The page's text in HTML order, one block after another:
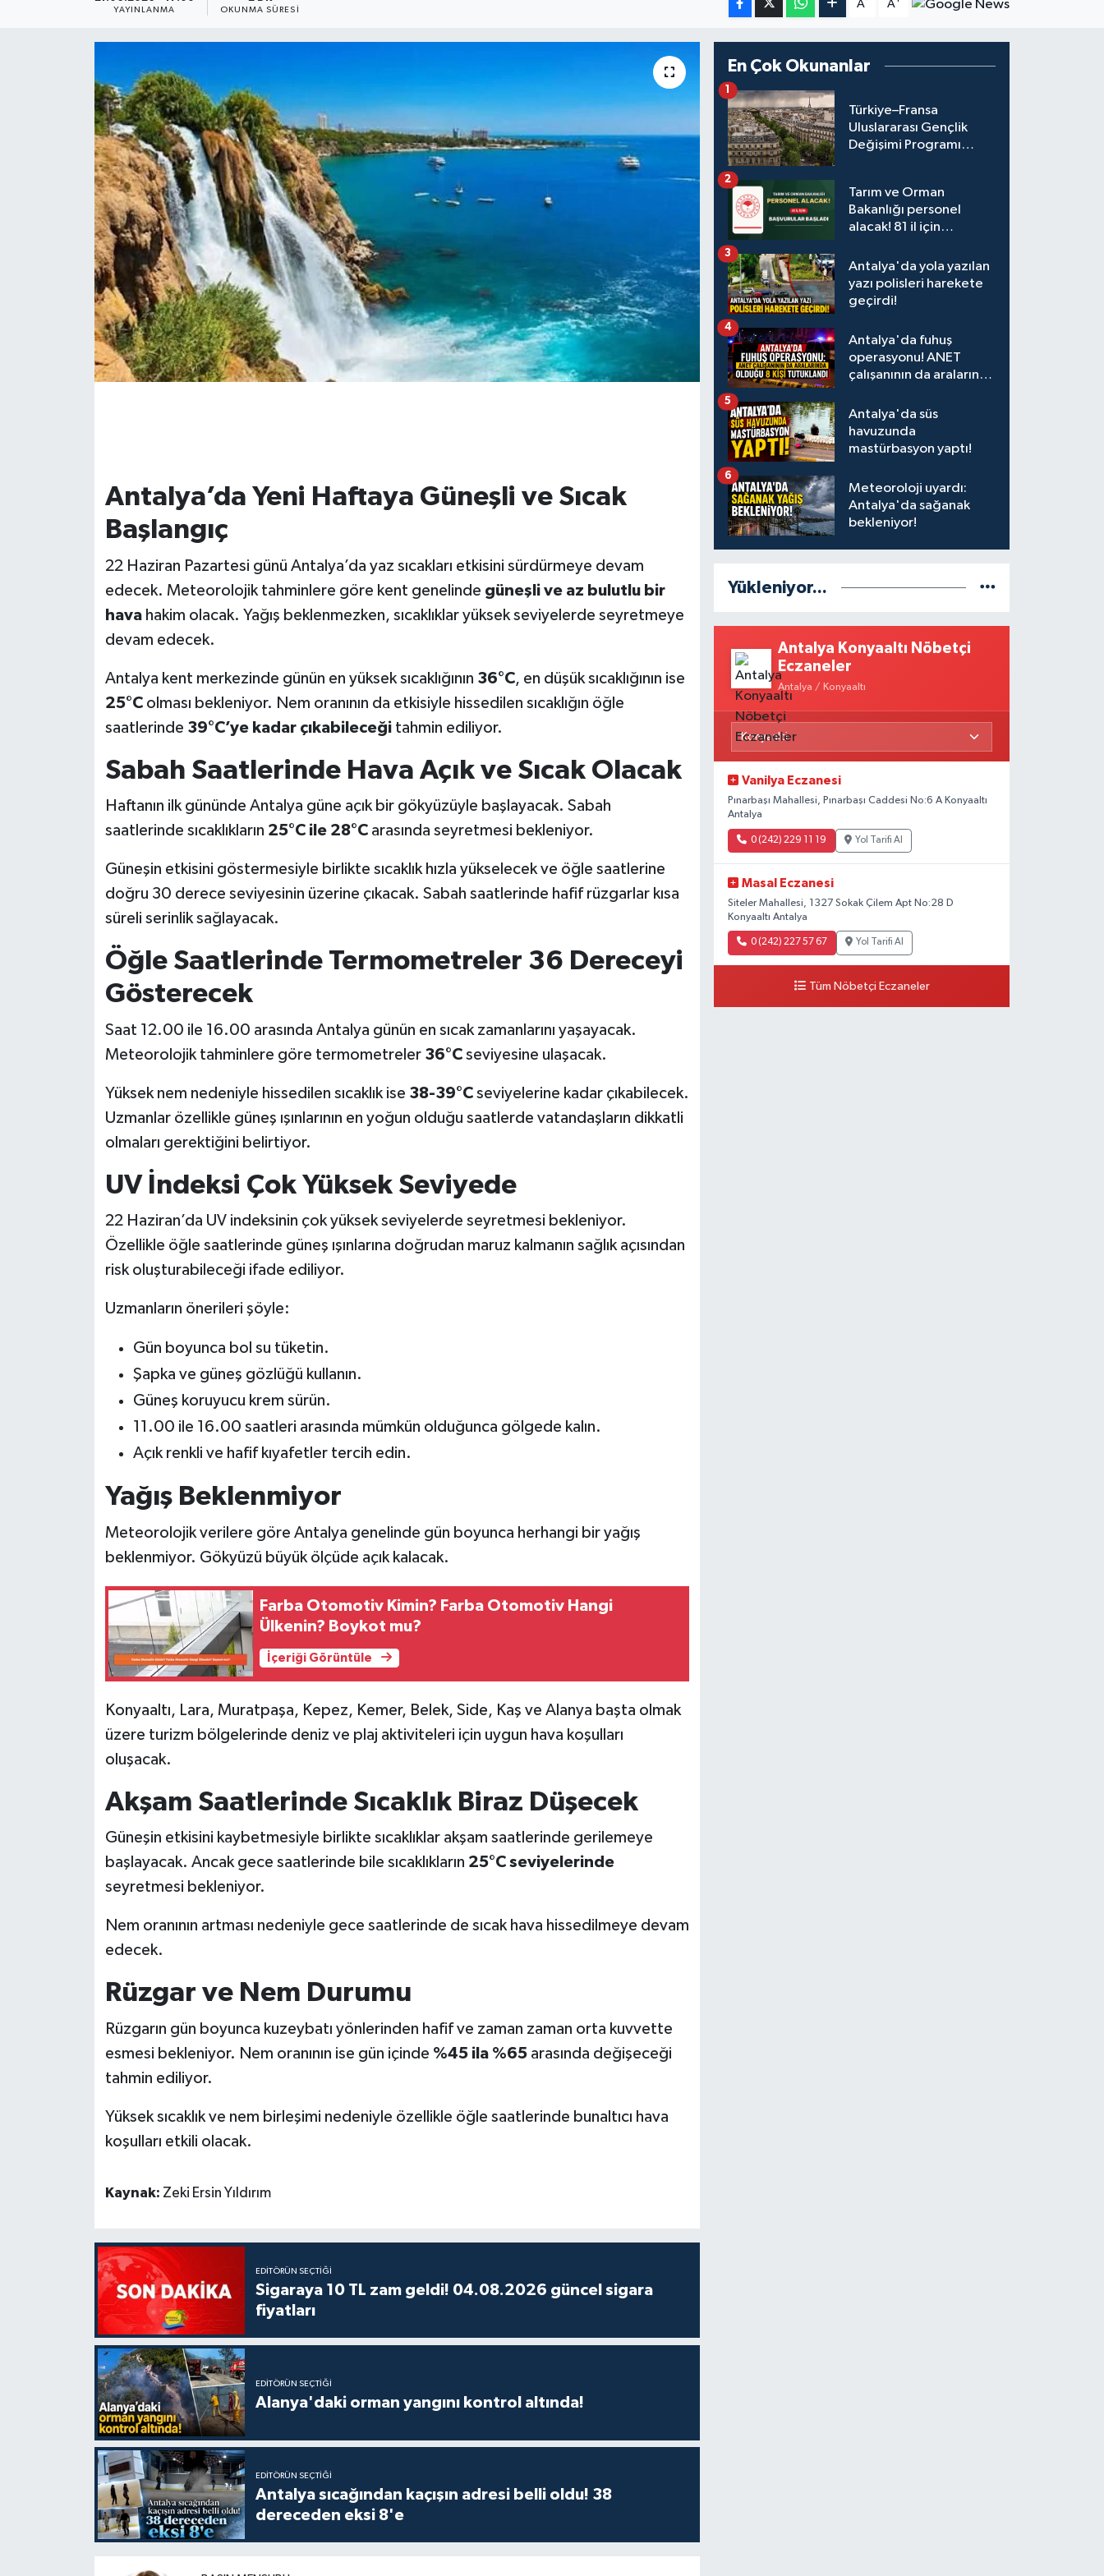
YAYINLANMA OKUNMA SÜRESI
A A
Antalya’da Yeni Haftaya Güneşli ve Sıcak
Başlangıç
22 Haziran Pazartesi günü Antalya’da yaz sıcakları etkisini sürdürmeye devam
edecek. Meteorolojik tahminlere göre kent genelinde güneşli ve az bulutlu bir
havahakim olacak. Yağış beklenmezken, sıcaklıklar yüksek seviyelerde seyretmeye
devam edecek.
Antalya kent merkezinde günün en yüksek sıcaklığının 36°C, en düşük sıcaklığının ise
25°Colması bekleniyor. Nem oranının da etkisiyle hissedilen sıcaklığın öğle
saatlerinde 39°C’ye kadar çıkabileceğitahmin ediliyor.
Sabah Saatlerinde Hava Açık ve Sıcak Olacak
Haftanın ilk gününde Antalya güne açık bir gökyüzüyle başlayacak. Sabah
saatlerinde sıcaklıkların 25°C ile 28°Carasında seyretmesi bekleniyor.
Güneşin etkisini göstermesiyle birlikte sıcaklık hızla yükselecek ve öğle saatlerine
doğru 30 derece seviyesinin üzerine çıkacak. Sabah saatlerinde hafif rüzgarlar kısa
süreli serinlik sağlayacak.
Öğle Saatlerinde Termometreler 36 Dereceyi
Gösterecek
Saat 12.00 ile 16.00 arasında Antalya günün en sıcak zamanlarını yaşayacak.
Meteorolojik tahminlere göre termometreler 36°Cseviyesine ulaşacak.
Yüksek nem nedeniyle hissedilen sıcaklık ise 38-39°Cseviyelerine kadar çıkabilecek.
Uzmanlar özellikle güneş ışınlarının en yoğun olduğu saatlerde vatandaşların dikkatli
olmaları gerektiğini belirtiyor.
UV İndeksi Çok Yüksek Seviyede
22 Haziran’da UV indeksinin çok yüksek seviyelerde seyretmesi bekleniyor.
Özellikle öğle saatlerinde güneş ışınlarına doğrudan maruz kalmanın sağlık açısından
risk oluşturabileceği ifade ediliyor.
Uzmanların önerileri şöyle:
Gün boyunca bol su tüketin.
Şapka ve güneş gözlüğü kullanın.
Güneş koruyucu krem sürün.
11.00 ile 16.00 saatleri arasında mümkün olduğunca gölgede kalın.
Açık renkli ve hafif kıyafetler tercih edin.
Yağış Beklenmiyor
Meteorolojik verilere göre Antalya genelinde gün boyunca herhangi bir yağış
beklenmiyor. Gökyüzü büyük ölçüde açık kalacak.
Farba Otomotiv Kimin? Farba Otomotiv Hangi
Ülkenin? Boykot mu?
İçeriği Görüntüle
Konyaaltı, Lara, Muratpaşa, Kepez, Kemer, Belek, Side, Kaş ve Alanya başta olmak
üzere turizm bölgelerinde deniz ve plaj aktiviteleri için uygun hava koşulları
oluşacak.
Akşam Saatlerinde Sıcaklık Biraz Düşecek
Güneşin etkisini kaybetmesiyle birlikte sıcaklıklar akşam saatlerinde gerilemeye
başlayacak. Ancak gece saatlerinde bile sıcaklıkların 25°C seviyelerinde
seyretmesi bekleniyor.
Nem oranının artması nedeniyle gece saatlerinde de sıcak hava hissedilmeye devam
edecek.
Rüzgar ve Nem Durumu
Rüzgarın gün boyunca kuzeybatı yönlerinden hafif ve zaman zaman orta kuvvette
esmesi bekleniyor. Nem oranının ise gün içinde %45 ila %65arasında değişeceği
tahmin ediliyor.
Yüksek sıcaklık ve nem birleşimi nedeniyle özellikle öğle saatlerinde bunaltıcı hava
koşulları etkili olacak.
Kaynak: Zeki Ersin Yıldırım
EDITÖRÜN SEÇTIĞI
Sigaraya 10 TL zam geldi! 04.08.2026 güncel sigara
fiyatları
EDITÖRÜN SEÇTIĞI
Alanya'daki orman yangını kontrol altında!
EDITÖRÜN SEÇTIĞI
Antalya sıcağından kaçışın adresi belli oldu! 38
dereceden eksi 8'e
En Çok Okunanlar
Türkiye–Fransa
Uluslararası Gençlik
Değişimi Programı
1
Tarım ve Orman
Bakanlığı personel
alacak! 81 il için
2
Antalya'da yola yazılan
yazı polisleri harekete
geçirdi!
3
Antalya'da fuhuş
operasyonu! ANET
çalışanının da aralarında
4
Antalya'da süs
havuzunda
mastürbasyon yaptı!
5
Meteoroloji uyardı:
Antalya'da sağanak
bekleniyor!
6
Yükleniyor...
Antalya Konyaaltı Nöbetçi
Eczaneler
Antalya / Konyaaltı
Vanilya Eczanesi
Pınarbaşı Mahallesi, Pınarbaşı Caddesi No:6 A Konyaaltı
Antalya
0 (242) 229 11 19 Yol Tarifi Al
Masal Eczanesi
Siteler Mahallesi, 1327 Sokak Çilem Apt No:28 D
Konyaaltı Antalya
0 (242) 227 57 67 Yol Tarifi Al
Tüm Nöbetçi Eczaneler
Resmi Reklamlar